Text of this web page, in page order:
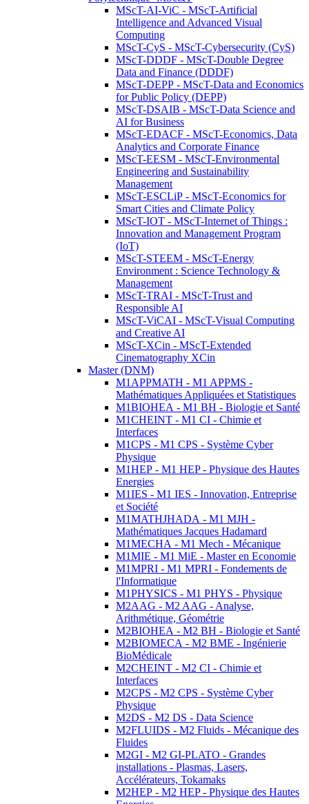
MScT-AI-ViC - MScT-Artificial
Intelligence and Advanced Visual
Computing
MScT-CyS - MScT-Cybersecurity (CyS)
MScT-DDDF - MScT-Double Degree
Data and Finance (DDDF)
MScT-DEPP - MScT-Data and Economics
for Public Policy (DEPP)
MScT-DSAIB - MScT-Data Science and
AI for Business
MScT-EDACF - MScT-Economics, Data
Analytics and Corporate Finance
MScT-EESM - MScT-Environmental
Engineering and Sustainability
Management
MScT-ESCLiP - MScT-Economics for
Smart Cities and Climate Policy
MScT-IOT - MScT-Internet of Things :
Innovation and Management Program
(IoT)
MScT-STEEM - MScT-Energy
Environment : Science Technology &
Management
MScT-TRAI - MScT-Trust and
Responsible AI
MScT-ViCAI - MScT-Visual Computing
and Creative AI
MScT-XCin - MScT-Extended
Cinematography XCin
Master (DNM)
M1APPMATH - M1 APPMS -
Mathématiques Appliquées et Statistiques
M1BIOHEA - M1 BH - Biologie et Santé
M1CHEINT - M1 CI - Chimie et
Interfaces
M1CPS - M1 CPS - Système Cyber
Physique
M1HEP - M1 HEP - Physique des Hautes
Energies
M1IES - M1 IES - Innovation, Entreprise
et Société
M1MATHJHADA - M1 MJH -
Mathématiques Jacques Hadamard
M1MECHA - M1 Mech - Mécanique
M1MIE - M1 MiE - Master en Economie
M1MPRI - M1 MPRI - Fondements de
l'Informatique
M1PHYSICS - M1 PHYS - Physique
M2AAG - M2 AAG - Analyse,
Arithmétique, Géométrie
M2BIOHEA - M2 BH - Biologie et Santé
M2BIOMECA - M2 BME - Ingénierie
BioMédicale
M2CHEINT - M2 CI - Chimie et
Interfaces
M2CPS - M2 CPS - Système Cyber
Physique
M2DS - M2 DS - Data Science
M2FLUIDS - M2 Fluids - Mécanique des
Fluides
M2GI - M2 GI-PLATO - Grandes
installations - Plasmas, Lasers,
Accélérateurs, Tokamaks
M2HEP - M2 HEP - Physique des Hautes